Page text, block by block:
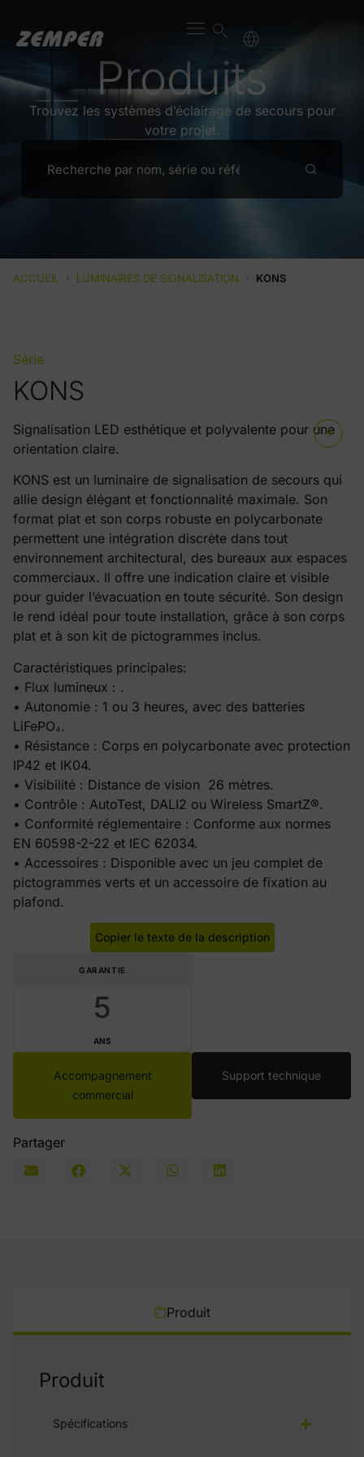
Produits
Trouvez les systèmes d’éclairage de secours pour
votre projet.
ACCUEIL › LUMINAIRES DE SIGNALISATION › KONS
Série
KONS
Signalisation LED esthétique et polyvalente pour une
orientation claire.
KONS est un luminaire de signalisation de secours qui
allie design élégant et fonctionnalité maximale. Son
format plat et son corps robuste en polycarbonate
permettent une intégration discrète dans tout
environnement architectural, des bureaux aux espaces
commerciaux. Il offre une indication claire et visible
pour guider l’évacuation en toute sécurité. Son design
le rend idéal pour toute installation, grâce à son corps
plat et à son kit de pictogrammes inclus.
Caractéristiques principales:
• Flux lumineux : .
• Autonomie : 1 ou 3 heures, avec des batteries
LiFePO₄.
• Résistance : Corps en polycarbonate avec protection
IP42 et IK04.
• Visibilité : Distance de vision 26 mètres.
• Contrôle : AutoTest, DALI2 ou Wireless SmartZ®.
• Conformité réglementaire : Conforme aux normes
EN 60598-2-22 et IEC 62034.
• Accessoires : Disponible avec un jeu complet de
pictogrammes verts et un accessoire de fixation au
plafond.
Copier le texte de la description
GARANTIE
5
ANS
Accompagnement
commercial
Support technique
Partager
Produit
Produit
Spécifications